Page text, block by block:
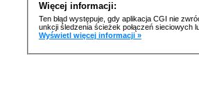
Więcej informacji:
Ten błąd występuje, gdy aplikacja CGI nie
unkcji śledzenia ścieżek połączeń sieciowych
Wyświetl więcej informacji »